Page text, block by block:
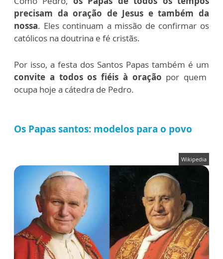
precisam da oração de Jesus e também da
nossa. Eles continuam a missão de confirmar os
católicos na doutrina e fé cristãs.
Por isso, a festa dos Santos Papas também é um
convite a todos os fiéis à oração por quem
ocupa hoje a cátedra de Pedro.
Os Papas santos: modelos para o povo
Wikipedia